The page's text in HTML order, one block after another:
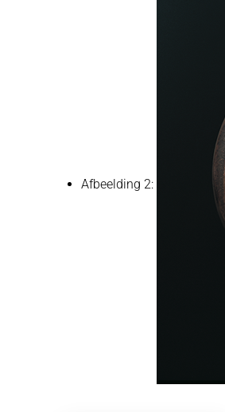
Afbeelding 2: